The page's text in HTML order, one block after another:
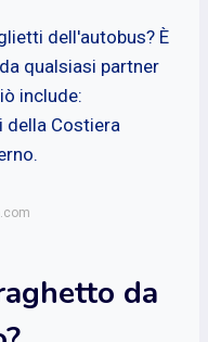
dell'autobus? È
qualsiasi partner
include:
della Costiera
da